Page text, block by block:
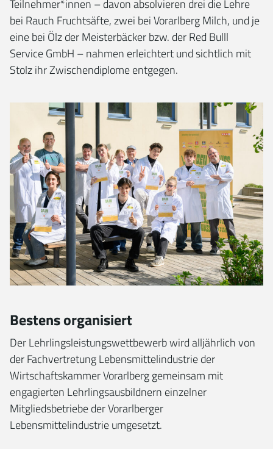
Teilnehmer*innen – davon absolvieren drei die Lehre
bei Rauch Fruchtsäfte, zwei bei Vorarlberg Milch, und je
eine bei Ölz der Meisterbäcker bzw. der Red Bulll
Service GmbH – nahmen erleichtert und sichtlich mit
Stolz ihr Zwischendiplome entgegen.
Bestens organisiert
Der Lehrlingsleistungswettbewerb wird alljährlich von
der Fachvertretung Lebensmittelindustrie der
Wirtschaftskammer Vorarlberg gemeinsam mit
engagierten Lehrlingsausbildnern einzelner
Mitgliedsbetriebe der Vorarlberger
Lebensmittelindustrie umgesetzt.